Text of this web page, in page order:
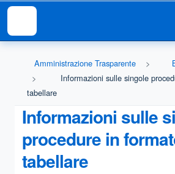
Amministrazione Trasparente
Informazioni sulle singole
tabellare
Informazioni sulle
procedure in
tabellare